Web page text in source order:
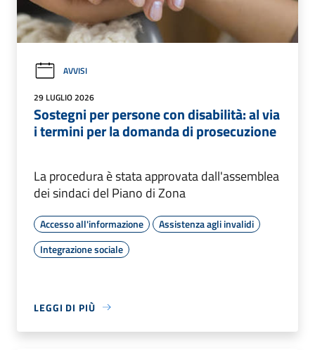
AVVISI
29 LUGLIO 2026
Sostegni per persone con disabilità: al via
i termini per la domanda di prosecuzione
La procedura è stata approvata dall'assemblea
dei sindaci del Piano di Zona
Accesso all'informazione
Assistenza agli invalidi
Integrazione sociale
LEGGI DI PIÙ